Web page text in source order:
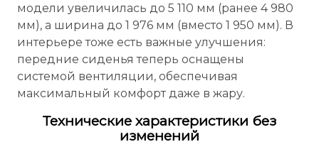
модели увеличилась до 5 110 мм (ранее 4 980
мм), а ширина до 1 976 мм (вместо 1 950 мм). В
интерьере тоже есть важные улучшения:
передние сиденья теперь оснащены
системой вентиляции, обеспечивая
максимальный комфорт даже в жару.
Технические характеристики без
изменений